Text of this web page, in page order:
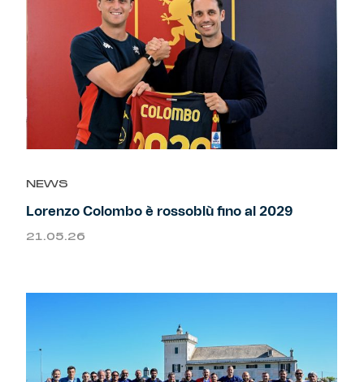
NEWS
Lorenzo Colombo è rossoblù fino al 2029
21.05.26